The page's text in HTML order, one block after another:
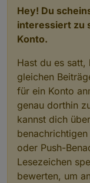
Hey! Du
interessiert zu
Konto.
Hast du es
gleichen
für ein Konto
genau dorthin
kannst dich
oder Push-
Lesezeichen
bewerten, um